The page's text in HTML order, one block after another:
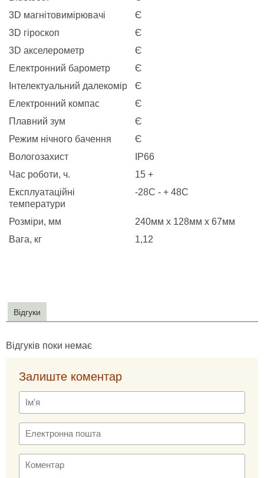
3D магнітовимірювачі
Є
3D гіроскоп
Є
3D акселерометр
Є
Електронний барометр
Є
Інтелектуальний далекомір
Є
Електронний компас
Є
Плавний зум
Є
Режим нічного бачення
Є
Вологозахист
IP66
Час роботи, ч.
15 +
Експлуатаційні
температури
-28C - + 48С
Розміри, мм
240мм x 128мм x 67мм
Вага, кг
1,12
Відгуки
Відгуків поки немає
Залиште коментар